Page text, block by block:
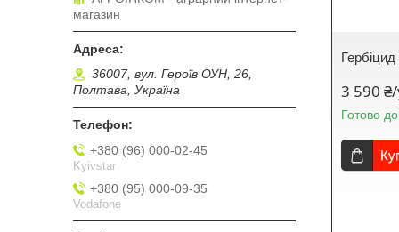
3 590
Готово
магазин
36007, вул. Героїв ОУН, 26,
Полтава, Україна
+380 (96) 000-02-45
Kyivstar
+380 (95) 000-09-35
Vodafone